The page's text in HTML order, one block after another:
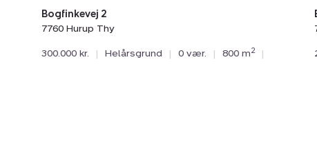
Bogfinkevej 2
7760 Hurup Thy
300.000 kr. | Helårsgrund | 0 vær. | 800 m2 |